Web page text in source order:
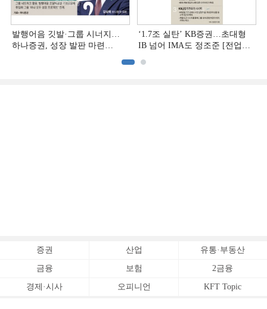
발행어음 깃발·그룹 시너지…
하나증권, 성장 발판 마련
‘1.7조 실탄’ KB증권…초대형
IB 넘어 IMA도 정조준 [전업계
증권 산업 유통·부동산
금융 보험 2금융
경제·시사 오피니언 KFT Topic